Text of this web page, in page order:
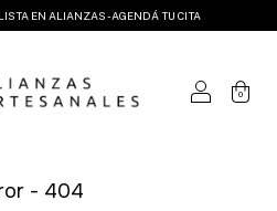
EN ALIANZAS - AGENDÁ TU CITA
0
- 404